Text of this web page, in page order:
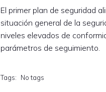
El primer plan de seguridad
situación general de la
niveles elevados de
parámetros de seguimiento.
Tags: No tags